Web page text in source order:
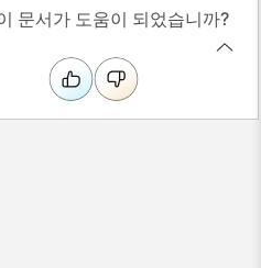
문서가 도움이 되었습니까?